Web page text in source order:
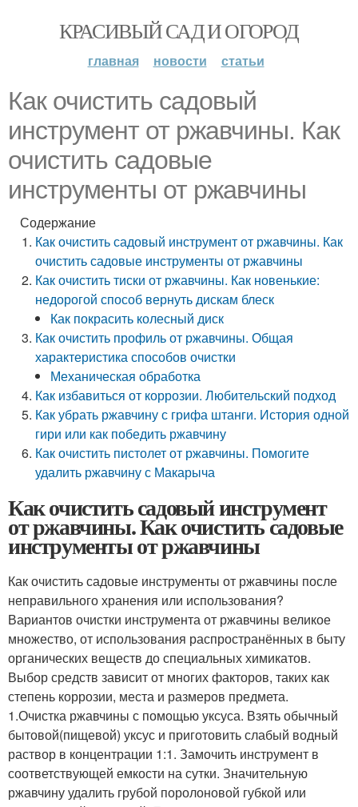
КРАСИВЫЙ САД И ОГОРОД
главная новости статьи
Как очистить садовый
инструмент от ржавчины. Как
очистить садовые
инструменты от ржавчины
Содержание
Как очистить садовый инструмент от ржавчины. Как
очистить садовые инструменты от ржавчины
Как очистить тиски от ржавчины. Как новенькие:
недорогой способ вернуть дискам блеск
Как покрасить колесный диск
Как очистить профиль от ржавчины. Общая
характеристика способов очистки
Механическая обработка
Как избавиться от коррозии. Любительский подход
Как убрать ржавчину с грифа штанги. История одной
гири или как победить ржавчину
Как очистить пистолет от ржавчины. Помогите
удалить ржавчину с Макарыча
Как очистить садовый инструмент
от ржавчины. Как очистить садовые
инструменты от ржавчины
Как очистить садовые инструменты от ржавчины после
неправильного хранения или использования?
Вариантов очистки инструмента от ржавчины великое
множество, от использования распространённых в быту
органических веществ до специальных химикатов.
Выбор средств зависит от многих факторов, таких как
степень коррозии, места и размеров предмета.
1.Очистка ржавчины с помощью уксуса. Взять обычный
бытовой(пищевой) уксус и приготовить слабый водный
раствор в концентрации 1:1. Замочить инструмент в
соответствующей емкости на сутки. Значительную
ржавчину удалить грубой поролоновой губкой или